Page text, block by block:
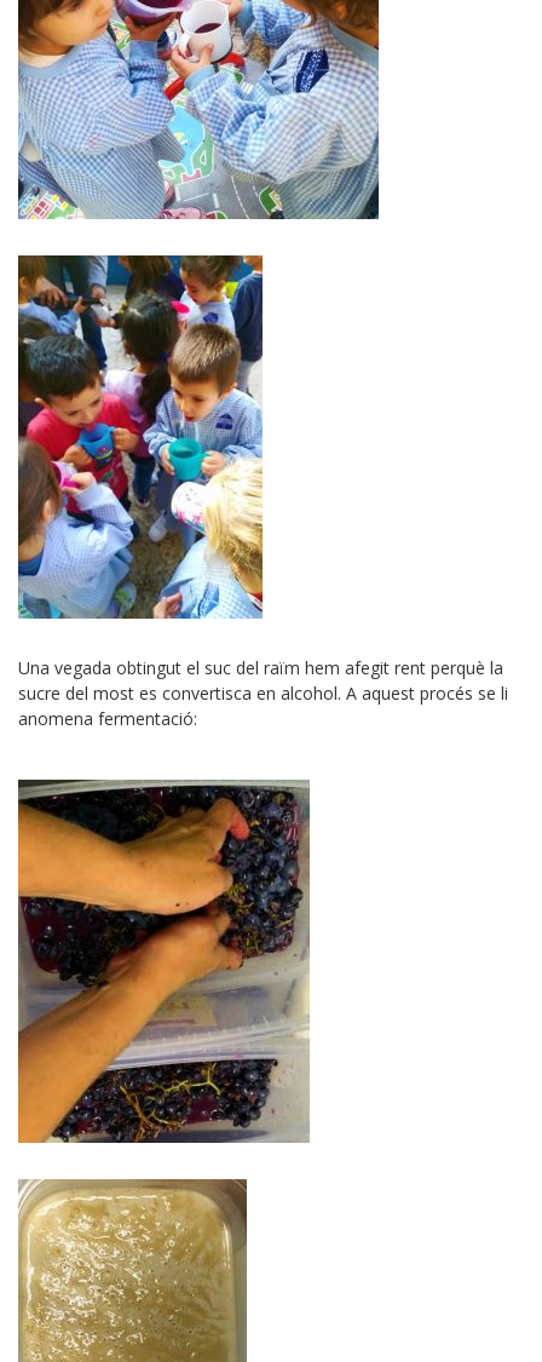
Una vegada obtingut el suc del raïm hem afegit rent perquè la
sucre del most es convertisca en alcohol. A aquest procés se li
anomena fermentació: